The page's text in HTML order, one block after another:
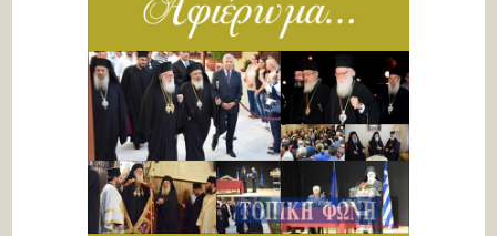
Επισημάνσεις
αποφασίσει
Κική Ζέρβα
Πολιτικά και άλλα
ΑΡΙΩΝ
Ιστορίες Καθημερινής
Τρέλας